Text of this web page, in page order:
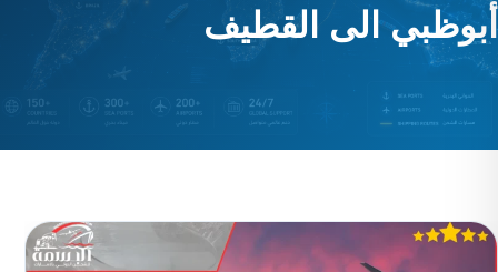
أبوظبي الى القطيف